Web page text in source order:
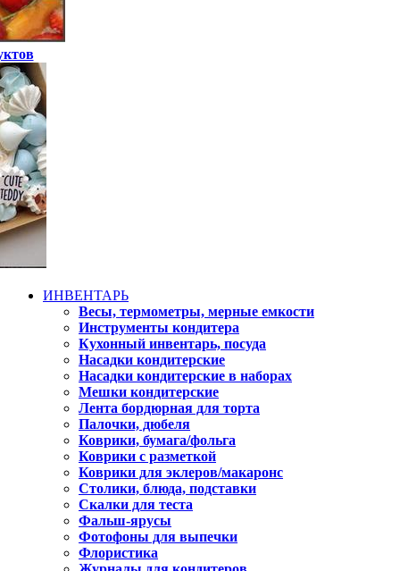
ИНВЕНТАРЬ
Весы, термометры, мерные емкости
Инструменты кондитера
Кухонный инвентарь, посуда
Насадки кондитерские
Насадки кондитерские в наборах
Мешки кондитерские
Лента бордюрная для торта
Палочки, дюбеля
Коврики, бумага/фольга
Коврики с разметкой
Коврики для эклеров/макаронс
Столики, блюда, подставки
Скалки для теста
Фальш-ярусы
Фотофоны для выпечки
Флористика